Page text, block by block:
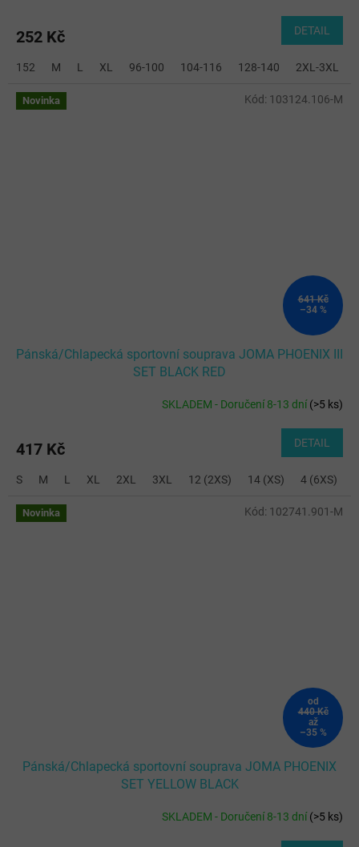
252 Kč DETAIL
152 M L XL 96-100 104-116 128-140 2XL-3XL
Novinka
641 Kč
–34 %
Pánská/Chlapecká sportovní souprava JOMA PHOENIX III
SET BLACK RED
SKLADEM - Doručení 8-13 dní(>5 ks)
417 Kč DETAIL
S M L XL 2XL 3XL 12 (2XS) 14 (XS) 4 (6XS)
Kód: 103124.106-M
Novinka
od
440 Kč
až
–35 %
Pánská/Chlapecká sportovní souprava JOMA PHOENIX
SET YELLOW BLACK
SKLADEM - Doručení 8-13 dní(>5 ks)
Kód: 102741.901-M